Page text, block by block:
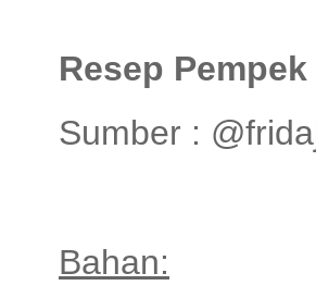
Resep Pempek
Sumber :
Bahan: